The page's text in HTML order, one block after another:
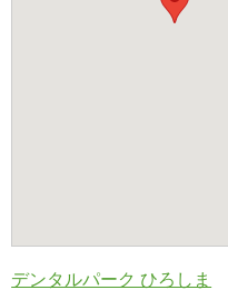
デンタルパーク ひろしま